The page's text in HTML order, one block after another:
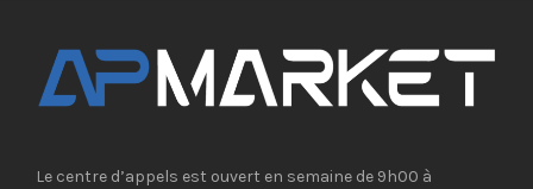
Le centre d’appels est ouvert en semaine de 9h00 à